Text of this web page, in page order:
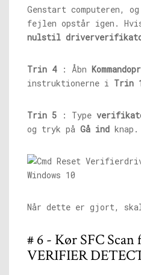
Genstart computeren,
fejlen opstår igen.
nulstil
Trin 4: Åbn
instruktionerne i Trin
Trin 5 : Type
og tryk på Gå ind knap.
Når dette er gjort, skal
# 6 - Kør SFC
VERIFIER